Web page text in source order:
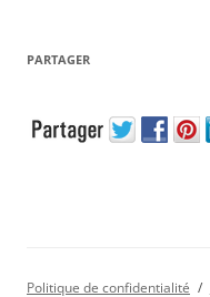
PARTAGER
Politique de confidentialité